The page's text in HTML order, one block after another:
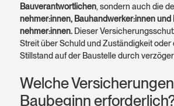
Bau­verant­wort­lichen, sondern auch die
nehmer:innen, Bau­handwerker:innen
nehmer:innen.Dieser
Streit über Schuld und Zuständig­keit oder
Still­stand auf der Baustelle durch
Welche
Bau­beginn